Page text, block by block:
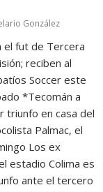
González
el fut de Tercera
reciben al
Soccer este
*Tecomán a
triunfo en casa del
Palmac, el
Los ex
estadio Colima es
ante el tercero